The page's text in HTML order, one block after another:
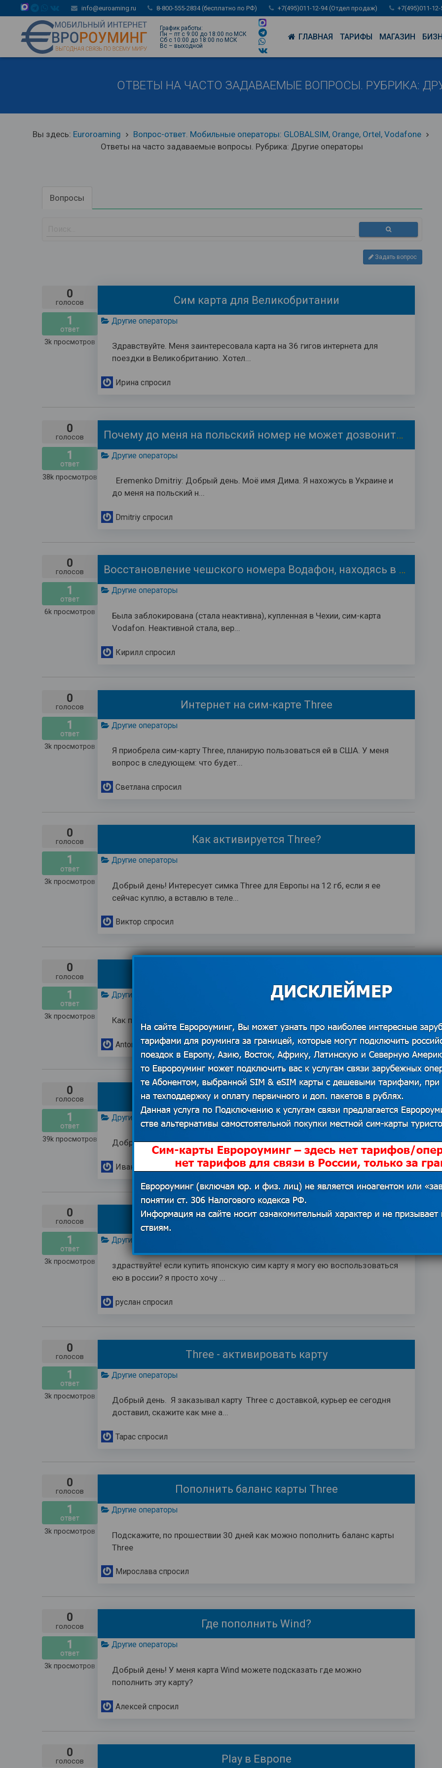
info@euroaming.ru 8-800-555-2834 (бесплатно по РФ) +7(495)011-12-94 (Отдел продаж) +7(495)011-
График работы:
Пн – пт с 9:00 до 18:00 по МСК
Сб с 10:00 до 18:00 по МСК
Вс – выходной
ГЛАВНАЯ ТАРИФЫ МАГАЗИН
ОТВЕТЫ НА ЧАСТО ЗАДАВАЕМЫЕ ВОПРОСЫ. РУБРИКА:
Вы здесь: Euroroaming keyboard_arrow_right Вопрос-ответ. Мобильные операторы: GLOBALSIM, Orange, Ortel, Vodafone keyboard_arrow_right
Ответы на часто задаваемые вопросы. Рубрика: Другие операторы
Вопросы
Задать вопрос
0
голосов
1
ответ
3kпросмотров
Сим карта для Великобритании
Другие операторы
Здравствуйте. Меня заинтересовала карта на 36 гигов интернета для
поездки в Великобританию. Хотел...
Ирина спросил
0
голосов
1
ответ
38kпросмотров
Почему до меня на польский номер не может дозвониться сотрудник банка? Я нахожусь в я Украине.
Другие операторы
Eremenko Dmitriy: Добрый день. Моё имя Дима. Я нахожусь в Украине и
до меня на польский н...
Dmitriy спросил
0
голосов
1
ответ
6kпросмотров
Восстановление чешского номера Водафон, находясь в Украине
Другие операторы
Была заблокирована (стала неактивна), купленная в Чехии, сим-карта
Vodafon. Неактивной стала, вер...
Кирилл спросил
0
голосов
1
ответ
3kпросмотров
Интернет на сим-карте Three
Другие операторы
Я приобрела сим-карту Three, планирую пользоваться ей в США. У меня
вопрос в следующем: что будет...
Светлана спросил
0
голосов
1
ответ
3kпросмотров
Как активируется Three?
Другие операторы
Добрый день! Интересует симка Three для Европы на 12 гб, если я ее
сейчас куплю, а вставлю в теле...
Виктор спросил
0
голосов
1
ответ
3kпросмотров
Другие операторы
Как проверить баланс моего телефона оператор Three ?
Anton спросил
0
голосов
1
ответ
39kпросмотров
Надо платить за travelChat ?
Другие операторы
Добрый вечер, а сим карта travelChat платная?
Иван
0
голосов
1
ответ
3kпросмотров
японская сим карта для россии
Другие операторы
здраствуйте! если купить японскую сим карту я могу ею воспользоваться
ею в россии? я просто хочу ...
руслан спросил
0
голосов
1
ответ
3kпросмотров
Three - активировать карту
Другие операторы
Добрый день. Я заказывал карту Three с доставкой, курьер ее сегодня
доставил, скажите как мне а...
Тарас спросил
0
голосов
1
ответ
3kпросмотров
Пополнить баланс карты Three
Другие операторы
Подскажите, по прошествии 30 дней как можно пополнить баланс карты
Three
Мирослава спросил
0
голосов
1
ответ
3kпросмотров
Где пополнить Wind?
Другие операторы
Добрый день! У меня карта Wind можете подсказать где можно
пополнить эту карту?
Алексей спросил
0
голосов Play в Европе